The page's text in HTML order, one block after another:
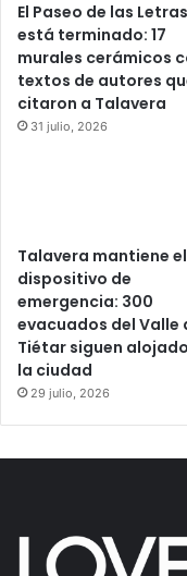
El Paseo de las
está terminado: 17
murales cerámicos
textos de autores
citaron a Talavera
31 julio, 2026
Talavera mantiene el
dispositivo de
emergencia: 300
evacuados del Valle
Tiétar siguen
la ciudad
29 julio, 2026